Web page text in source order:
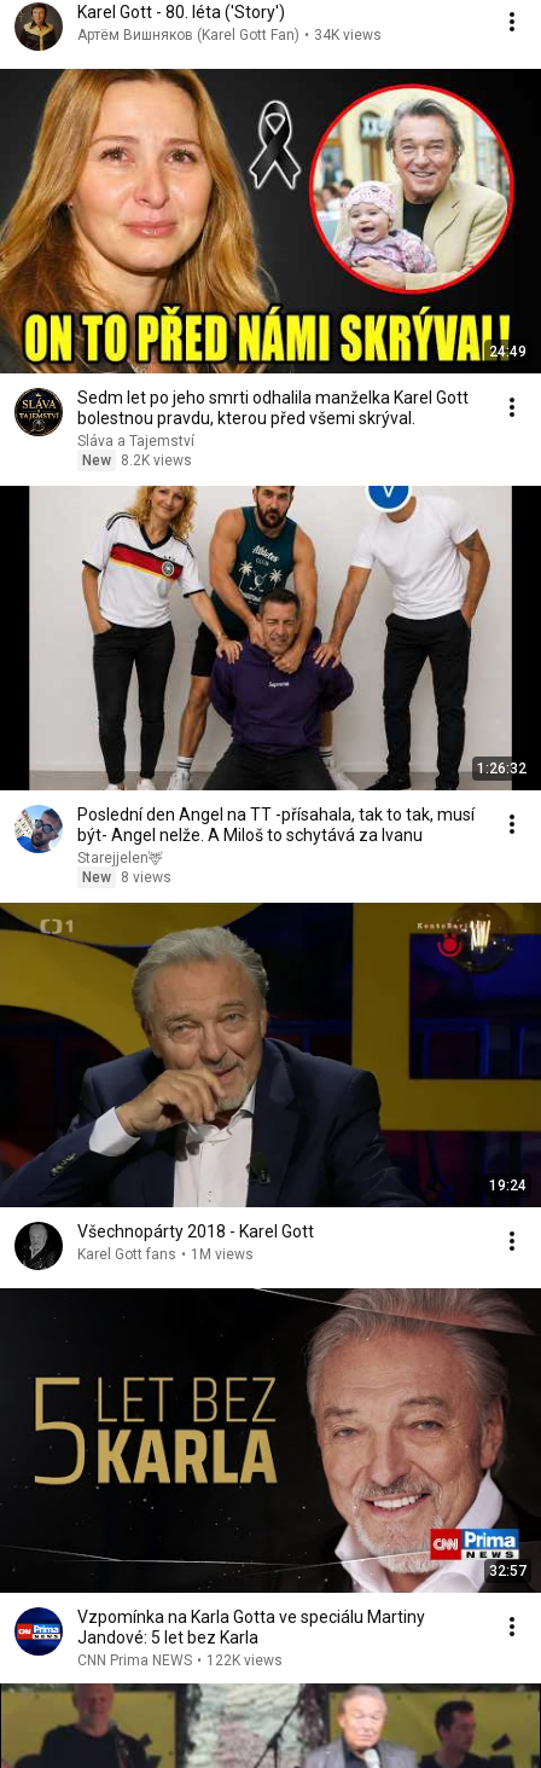
Karel Gott - 80. léta ('Story')
Артём Вишняков (Karel Gott Fan) • 34K views
24:49
Sedm let po jeho smrti odhalila manželka Karel Gott
bolestnou pravdu, kterou před všemi skrýval.
Sláva a Tajemství
New
8.2K views
1:26:32
Poslední den Angel na TT -přísahala, tak to tak, musí
být- Angel nelže. A Miloš to schytává za Ivanu
Starejjelen🦌
New
8 views
19:24
Všechnopárty 2018 - Karel Gott
Karel Gott fans • 1M views
32:57
Vzpomínka na Karla Gotta ve speciálu Martiny
Jandové: 5 let bez Karla
CNN Prima NEWS • 122K views